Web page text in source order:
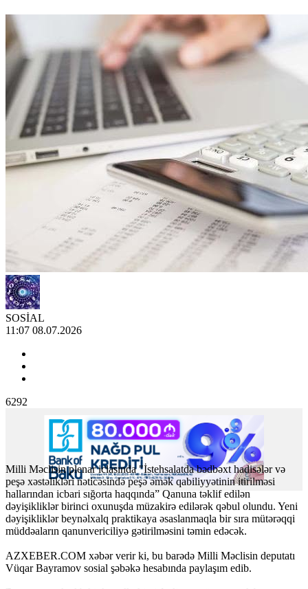
SOSİAL
11:07 08.07.2026
6292
Milli Məclisin plenar iclasında "İstehsalatda bədbəxt hadisələr və
peşə xəstəlikləri nəticəsində peşə əmək qabiliyyətinin itirilməsi
hallarından icbari sığorta haqqında” Qanuna təklif edilən
dəyişikliklər birinci oxunuşda müzakirə edilərək qəbul olundu. Yeni
dəyişikliklər beynəlxalq praktikaya əsaslanmaqla bir sıra mütərəqqi
müddəaların qanunvericiliyə gətirilməsini təmin edəcək.
AZXEBER.COM xəbər verir ki, bu barədə Milli Məclisin deputatı
Vüqar Bayramov sosial şəbəkə hesabında paylaşım edib.